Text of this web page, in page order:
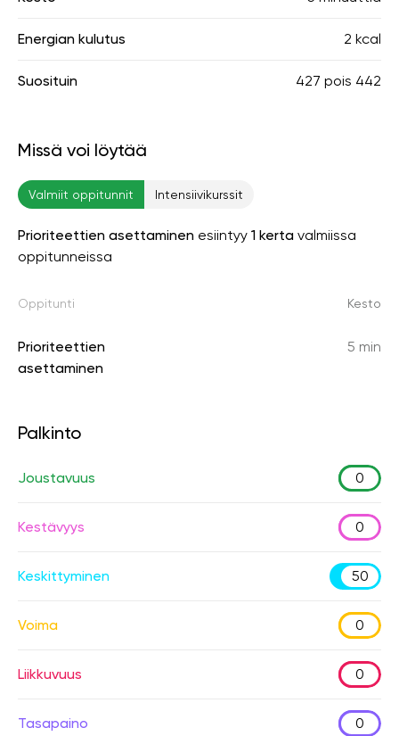
Energian kulutus 2 kcal
Suosituin 427 pois 442
Missä voi löytää
Valmiit oppitunnit Intensiivikurssit
Prioriteettien asettaminen esiintyy 1 kerta valmiissa
oppitunneissa
Oppitunti Kesto
Prioriteettien
asettaminen
5 min
Palkinto
Joustavuus 0
Kestävyys 0
Keskittyminen 50
Voima 0
Liikkuvuus 0
Tasapaino 0